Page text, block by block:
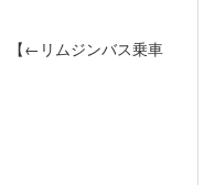
【←リムジンバス乗車